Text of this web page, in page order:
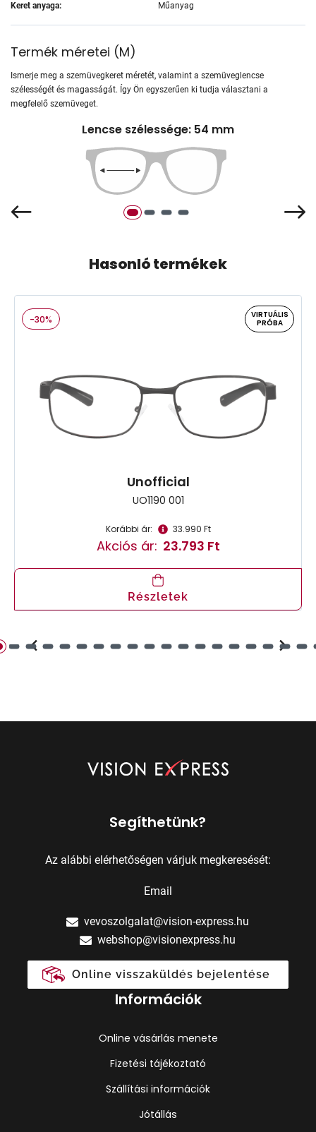
Keret anyaga: Műanyag
Termék méretei (M)
Ismerje meg a szemüvegkeret méretét, valamint a szemüveglencse
szélességét és magasságát. Így Ön egyszerűen ki tudja választani a
megfelelő szemüveget.
Lencse szélessége: 54 mm
Hasonló termékek
-30%
VIRTUÁLIS
PRÓBA
Unofficial
UO1190 001
Korábbi ár: 33.990 Ft
Akciós ár: 23.793 Ft
Részletek
Segíthetünk?
Az alábbi elérhetőségen várjuk megkeresését:
Email
vevoszolgalat@vision-express.hu
webshop@visionexpress.hu
Online visszaküldés bejelentése
Információk
Online vásárlás menete
Fizetési tájékoztató
Szállítási információk
Jótállás